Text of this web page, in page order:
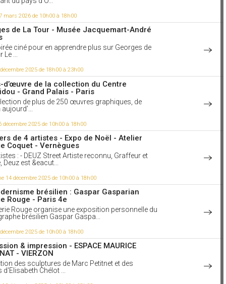
française, d'origine ukrainienne qui invente,
deuxième mari Robert Delaunay, une forme de
qu'Apollinaire définit du terme vague d'orphisme,
à aucune tendance réellenote 3. Sonia
Delaunay ont surtout travaillé ensemble sur la
de la couleur pure et du mouvement
simultanées, une tendance qui a inspiré
Jasper Johns. Photo : Jeune fille endormie,
1907. Centre Pompidou.
la vidéo
à 10h43
de sa propre image, voilà l'incorrigible
de l'homme. Milan Kundera
est un écrivain tchèque naturalisé
roman le plus connu "L'Insoutenable
de l'être", l'auteur y étudie le
de l'éternel retour. Il se concentre sur
l'Homme ne vit qu'une fois, sa vie ne se répète
il ne peut pas corriger ses erreurs. Et puisque
unique, l'homme préfère la vivre dans la légèreté,
manque absolu de responsabilités.La
de la légèreté est une dimension propre
Video : "L'insoutenable légèreté de l'être" de
vu par Leïla Slimani et Marie-Hélène Lafon
la vidéo
14h13
des-Prés
mars 2026 de 10h00 à 18h00
de La Tour - Musée Jacquemart-André
ciné pour en apprendre plus sur Georges de
Le ...
2025 de 18h00 à 23h00
d’œuvre de la collection du Centre
- Grand Palais - Paris
de plus de 250 œuvres graphiques, de
décembre 2025 de 10h00 à 18h00
de 4 artistes - Expo de Noël - Atelier
Coquet - Vernègues
: - DEUZ Street Artiste reconnu, Graffeur et
Deuz est &eacut...
14 décembre 2025 de 10h00 à 18h00
brésilien : Gaspar Gasparian
Rouge - Paris 4e
Rouge organise une exposition personnelle du
brésilien Gaspar Gaspa...
2025 de 10h00 à 18h00
& impression - ESPACE MAURICE
- VIERZON
des sculptures de Marc Petitnet et des
Chélot ...